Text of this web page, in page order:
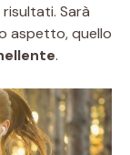
Sarà
aspetto, quello
.